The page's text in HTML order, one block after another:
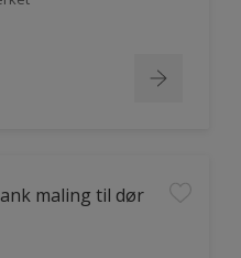
maling til dør